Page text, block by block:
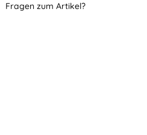
Fragen zum Artikel?